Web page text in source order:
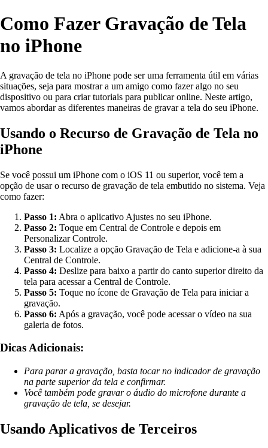
Como Fazer Gravação de Tela
no iPhone
A gravação de tela no iPhone pode ser uma ferramenta útil em várias
situações, seja para mostrar a um amigo como fazer algo no seu
dispositivo ou para criar tutoriais para publicar online. Neste artigo,
vamos abordar as diferentes maneiras de gravar a tela do seu iPhone.
Usando o Recurso de Gravação de Tela no
iPhone
Se você possui um iPhone com o iOS 11 ou superior, você tem a
opção de usar o recurso de gravação de tela embutido no sistema. Veja
como fazer:
Passo 1: Abra o aplicativo Ajustes no seu iPhone.
Passo 2: Toque em Central de Controle e depois em
Personalizar Controle.
Passo 3: Localize a opção Gravação de Tela e adicione-a à sua
Central de Controle.
Passo 4: Deslize para baixo a partir do canto superior direito da
tela para acessar a Central de Controle.
Passo 5: Toque no ícone de Gravação de Tela para iniciar a
gravação.
Passo 6: Após a gravação, você pode acessar o vídeo na sua
galeria de fotos.
Dicas Adicionais:
Para parar a gravação, basta tocar no indicador de gravação
na parte superior da tela e confirmar.
Você também pode gravar o áudio do microfone durante a
gravação de tela, se desejar.
Usando Aplicativos de Terceiros